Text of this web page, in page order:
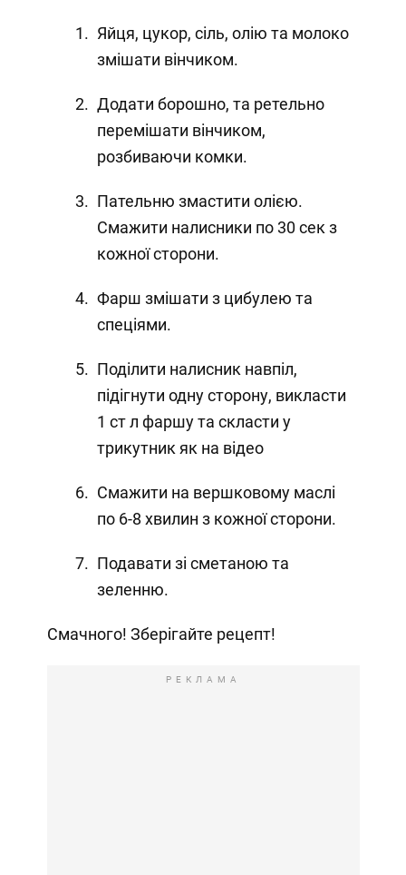
Яйця, цукор, сіль, олію та молоко
змішати вінчиком.
Додати борошно, та ретельно
перемішати вінчиком,
розбиваючи комки.
Пательню змастити олією.
Смажити налисники по 30 сек з
кожної сторони.
Фарш змішати з цибулею та
спеціями.
Поділити налисник навпіл,
підігнути одну сторону, викласти
1 ст л фаршу та скласти у
трикутник як на відео
Смажити на вершковому маслі
по 6-8 хвилин з кожної сторони.
Подавати зі сметаною та
зеленню.
Смачного! Зберігайте рецепт!
РЕКЛАМА